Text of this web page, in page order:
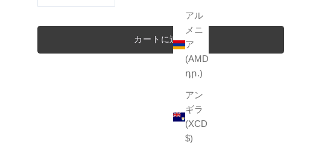
アル
メニ
ア
(AMD
դր.)
アン
ギラ
(XCD
$)
カートに追加